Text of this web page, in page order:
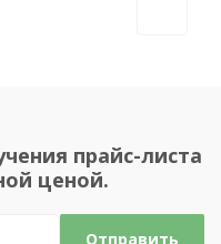
прайс-листа
ценой.